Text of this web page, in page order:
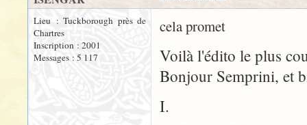
Lieu : Tuckborough près de
Chartres
Inscription : 2001
Messages : 5 117
cela promet
Voilà l'édito le plus
Bonjour Semprini, et
I.